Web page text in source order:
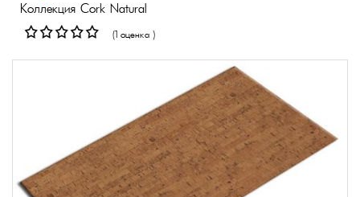
Коллекция Cork Natural
(1 оценка )